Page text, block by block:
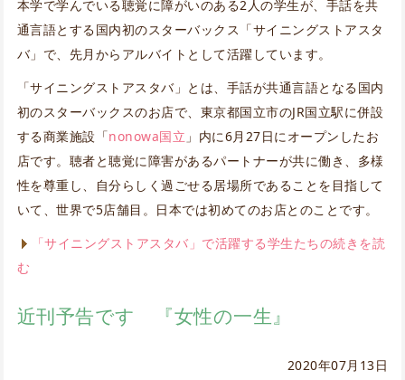
本学で学んでいる聴覚に障がいのある2人の学生が、手話を共
通言語とする国内初のスターバックス「サイニングストアスタ
バ」で、先月からアルバイトとして活躍しています。
「サイニングストアスタバ」とは、手話が共通言語となる国内
初のスターバックスのお店で、東京都国立市のJR国立駅に併設
する商業施設「nonowa国立 」内に6月27日にオープンしたお
店です。聴者と聴覚に障害があるパートナーが共に働き、多様
性を尊重し、自分らしく過ごせる居場所であることを目指して
いて、世界で5店舗目。日本では初めてのお店とのことです。
「サイニングストアスタバ」で活躍する学生たちの続きを読
む
近刊予告です 『女性の一生』
2020年07月13日